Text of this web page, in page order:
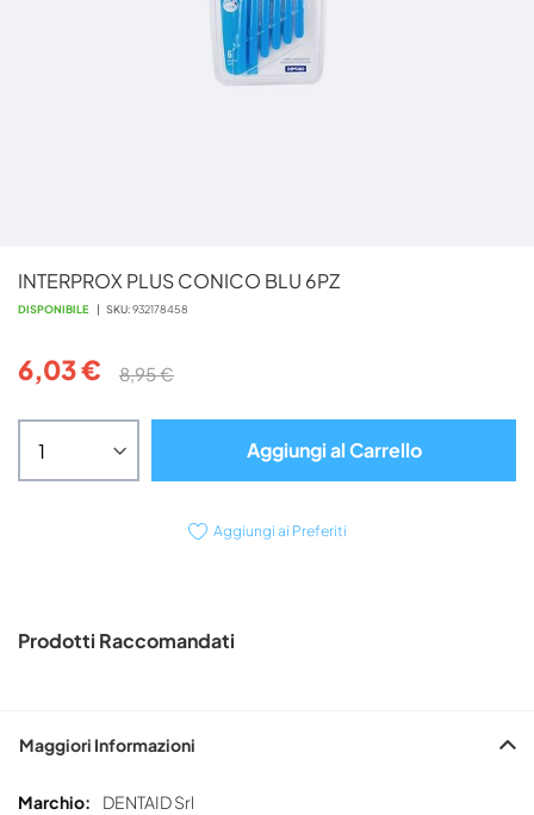
INTERPROX PLUS CONICO BLU 6PZ
DISPONIBILE SKU 932178458
6,03 € 8,95 €
Aggiungi al Carrello
Aggiungi ai Preferiti
all'inizio
della
immagini
Prodotti Raccomandati
Maggiori Informazioni
Maggiori
DENTAID Srl